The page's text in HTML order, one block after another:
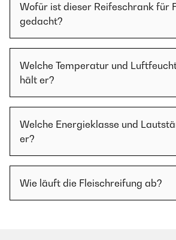
Wofür ist dieser Reifeschrank für
gedacht?
Welche Temperatur und
hält er?
Welche Energieklasse und
er?
Wie läuft die Fleischreifung ab?